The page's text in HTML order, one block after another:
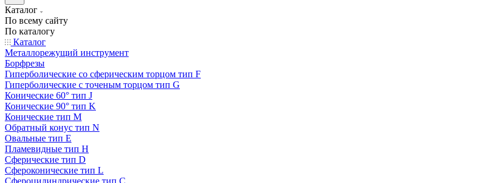
Каталог
По всему сайту
По каталогу
Каталог
Металлорежущий инструмент
Борфрезы
Гиперболические cо сферическим торцом тип F
Гиперболические с точеным торцом тип G
Конические 60° тип J
Конические 90° тип K
Конические тип M
Обратный конус тип N
Овальные тип E
Пламевидные тип H
Сферические тип D
Сфероконические тип L
Сфероцилиндрические тип C